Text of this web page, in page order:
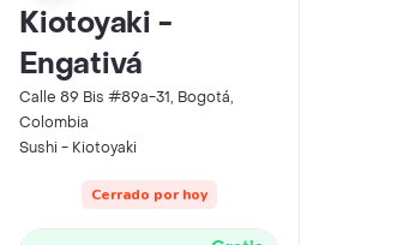
Kiotoyaki -
Engativá
Calle 89 Bis #89a-31, Bogotá,
Colombia
Sushi - Kiotoyaki
Cerrado por hoy